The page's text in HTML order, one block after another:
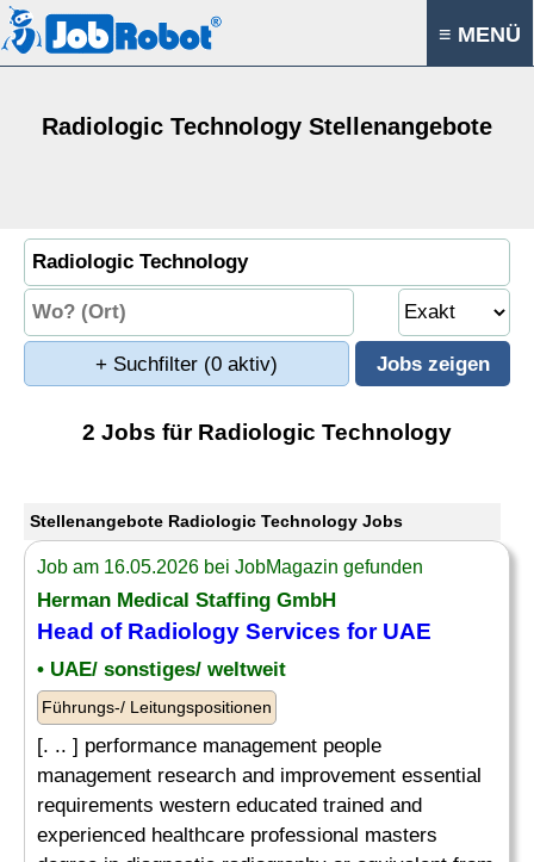
≡ MENÜ
Radiologic Technology Stellenangebote
+ Suchfilter (0 aktiv)
2 Jobs für Radiologic Technology
Stellenangebote Radiologic Technology Jobs
Job am 16.05.2026 bei JobMagazin gefunden
Herman Medical Staffing GmbH
Head of Radiology Services for UAE
• UAE/ sonstiges/ weltweit
Führungs-/ Leitungspositionen
[. .. ] performance management people
management research and improvement essential
requirements western educated trained and
experienced healthcare professional masters